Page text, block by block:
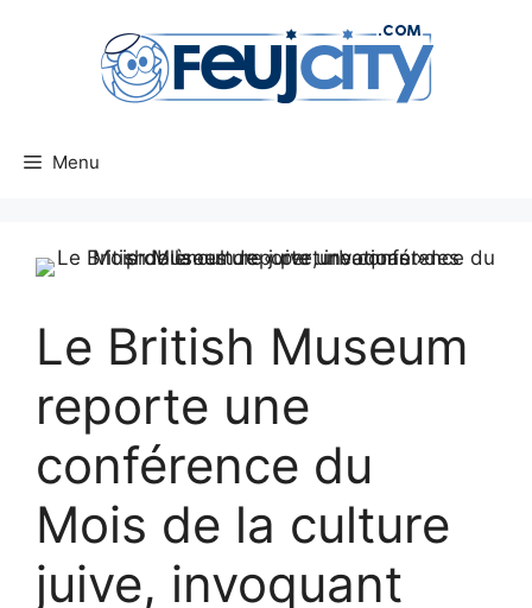
Menu
Le British Museum
reporte une
conférence du
Mois de la culture
juive, invoquant